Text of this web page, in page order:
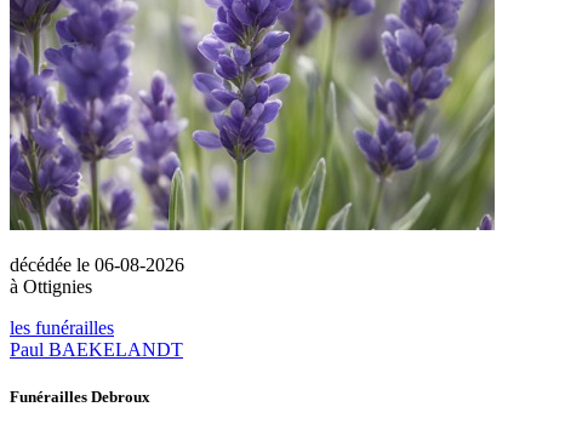
décédée le 06-08-2026
à Ottignies
les funérailles
Paul BAEKELANDT
Funérailles Debroux